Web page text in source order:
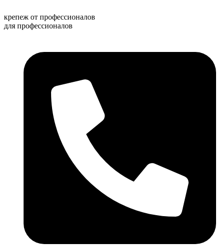
к
содержимому
крепеж от профессионалов
для профессионалов